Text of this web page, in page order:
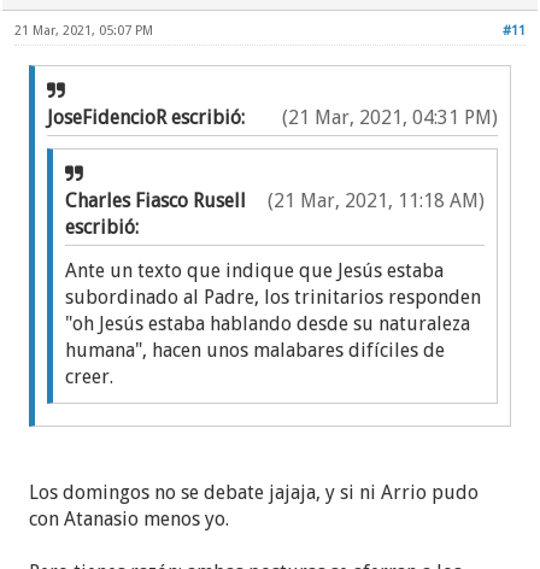
#11
21 Mar, 2021, 05:07 PM
(21 Mar, 2021, 04:31 PM)
JoseFidencioR escribió:
(21 Mar, 2021, 11:18 AM)
Charles Fiasco Rusell
escribió:
Ante un texto que indique que Jesús estaba
subordinado al Padre, los trinitarios responden
"oh Jesús estaba hablando desde su naturaleza
humana", hacen unos malabares difíciles de
creer.
interesante seria abrieras un hilo demostrando
quela postura de los trinitarios es incorrecta... yo
Los domingos no se debate jajaja, y si ni Arrio pudo
con Atanasio menos yo.